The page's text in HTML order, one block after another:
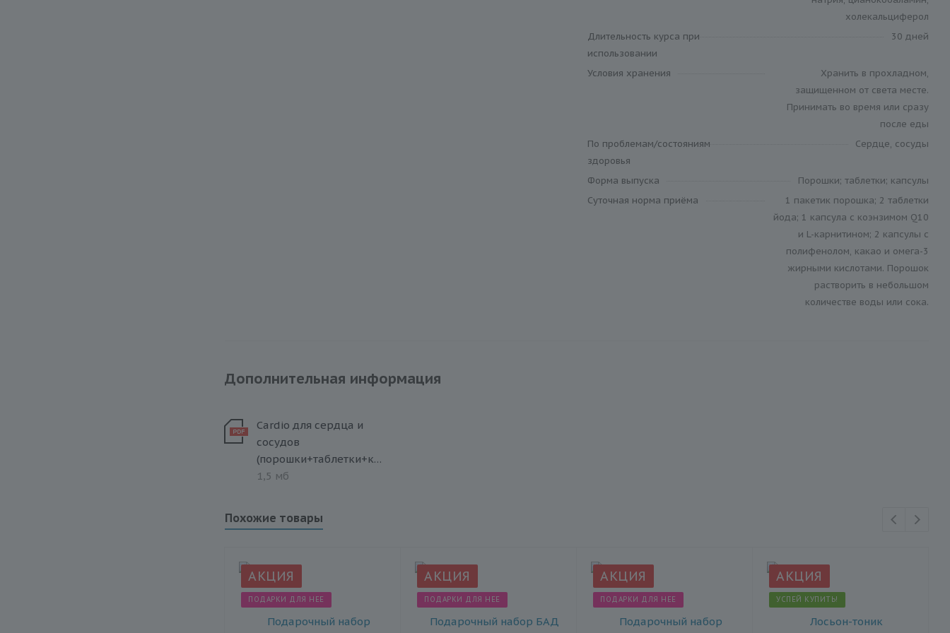
холекальциферол
Длительность курса при
использовании
30 дней
Условия хранения
Хранить в прохладном,
защищенном от света месте.
Принимать во время или сразу
после еды
По проблемам/состояниям
здоровья
Сердце, сосуды
Форма выпуска
Порошки; таблетки; капсулы
Суточная норма приёма
1 пакетик порошка; 2 таблетки
йода; 1 капсула с коэнзимом Q10
и L-карнитином; 2 капсулы с
полифенолом, какао и омега-3
жирными кислотами. Порошок
растворить в небольшом
количестве воды или сока.
Дополнительная информация
Cardio для сердца и
сосудов
(порошки+таблетки+капсулы)
1,5 мб
Похожие товары
АКЦИЯ
ПОДАРКИ ДЛЯ НЕЕ
АКЦИЯ
ПОДАРКИ ДЛЯ НЕЕ
АКЦИЯ
ПОДАРКИ ДЛЯ НЕЕ
АКЦИЯ
УСПЕЙ КУПИТЬ!